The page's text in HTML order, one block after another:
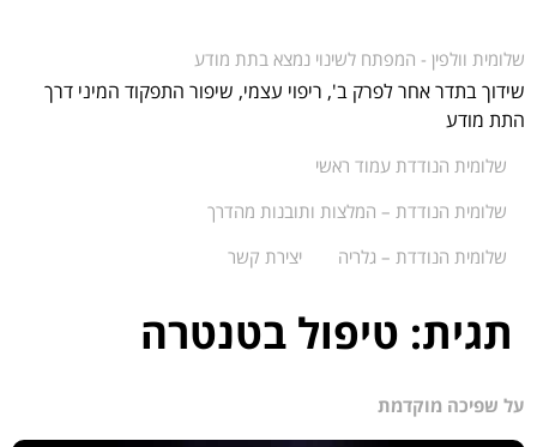
שלומית וולפין - המפתח לשינוי נמצא בתת מודע
שידוך בתדר אחר לפרק ב', ריפוי עצמי, שיפור התפקוד המיני דרך
התת מודע
שלומית הנודדת עמוד ראשי
שלומית הנודדת – המלצות ותובנות מהדרך
שלומית הנודדת – גלריה
יצירת קשר
תגית: טיפול בטנטרה
על שפיכה מוקדמת